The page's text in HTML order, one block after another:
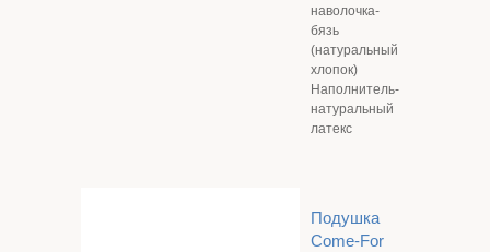
наволочка-
бязь
(натуральный
хлопок)
Наполнитель-
натуральный
латекс
Подушка
Come-For